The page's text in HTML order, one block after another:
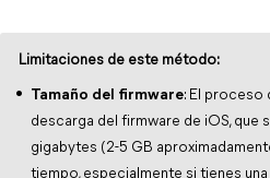
​ ​Limitaciones de este método: ​
Tamaño del firmware: El proceso
descarga del firmware de iOS, que
gigabytes (2-5 GB
tiempo, especialmente si tienes